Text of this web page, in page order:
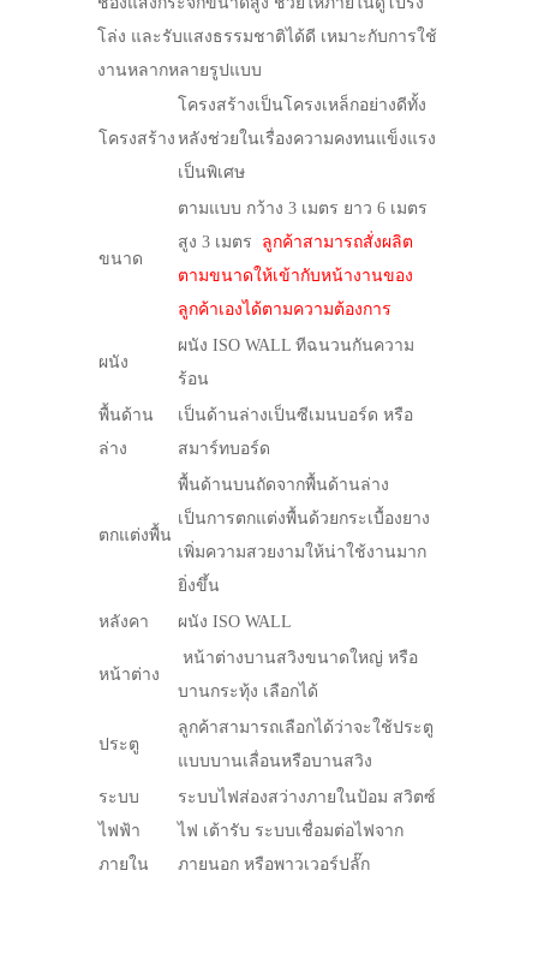
โล่ง และรับแสงธรรมชาติได้ดี เหมาะกับการใช้
งานหลากหลายรูปแบบ
โครงสร้าง
โครงสร้างเป็นโครงเหล็กอย่างดีทั้ง
หลังช่วยในเรื่องความคงทนแข็งแรง
เป็นพิเศษ
ขนาด
ตามแบบ กว้าง 3 เมตร ยาว 6 เมตร
สูง 3 เมตร ลูกค้าสามารถสั่งผลิต
ตามขนาดให้เข้ากับหน้างานของ
ลูกค้าเองได้ตามความต้องการ
ผนัง
ผนัง ISO WALL ทีฉนวนกันความ
ร้อน
พื้นด้าน
ล่าง
เป็นด้านล่างเป็นซีเมนบอร์ด หรือ
สมาร์ทบอร์ด
ตกแต่งพื้น
พื้นด้านบนถัดจากพื้นด้านล่าง
เป็นการตกแต่งพื้นด้วยกระเบื้องยาง
เพิ่มความสวยงามให้น่าใช้งานมาก
ยิ่งขึ้น
หลังคา
ผนัง ISO WALL
หน้าต่าง
หน้าต่างบานสวิงขนาดใหญ่ หรือ
บานกระทุ้ง เลือกได้
ประตู
ลูกค้าสามารถเลือกได้ว่าจะใช้ประตู
แบบบานเลื่อนหรือบานสวิง
ระบบ
ไฟฟ้า
ภายใน
ระบบไฟส่องสว่างภายในป้อม สวิตซ์
ไฟ เต้ารับ ระบบเชื่อมต่อไฟจาก
ภายนอก หรือพาวเวอร์ปลั๊ก